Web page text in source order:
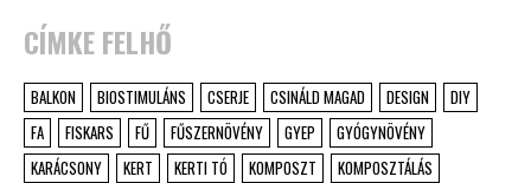
CÍMKE FELHŐ
BALKON BIOSTIMULÁNS CSERJE CSINÁLD MAGAD DESIGN
DIY
FA
FISKARS FŰ FŰSZERNÖVÉNY GYEP
GYÓGYNÖVÉNY
KARÁCSONY
KERT KERTI TÓ KOMPOSZT
KOMPOSZTÁLÁS